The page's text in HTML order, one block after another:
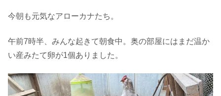
今朝も元気なアローカナたち。
午前7時半、みんな起きて朝食中。奥の部屋にはまだ温か
い産みたて卵が1個ありました。